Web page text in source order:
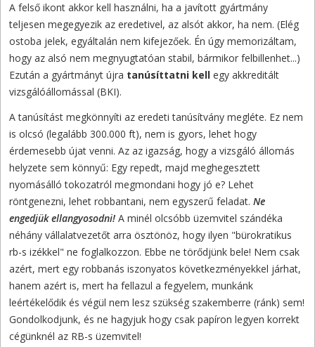
A felső ikont akkor kell használni, ha a javított gyártmány
teljesen megegyezik az eredetivel, az alsót akkor, ha nem. (Elég
ostoba jelek, egyáltalán nem kifejezőek. Én úgy memorizáltam,
hogy az alsó nem megnyugtatóan stabil, bármikor felbillenhet...)
Ezután a gyártmányt újra tanúsíttatni kell egy akkreditált
vizsgálóállomással (BKI).
A tanúsítást megkönnyíti az eredeti tanúsítvány megléte. Ez nem
is olcsó (legalább 300.000 ft), nem is gyors, lehet hogy
érdemesebb újat venni. Az az igazság, hogy a vizsgáló állomás
helyzete sem könnyű: Egy repedt, majd meghegesztett
nyomásálló tokozatról megmondani hogy jó e? Lehet
röntgenezni, lehet robbantani, nem egyszerű feladat. Ne
engedjük ellangyosodni! A minél olcsóbb üzemvitel szándéka
néhány vállalatvezetőt arra ösztönöz, hogy ilyen "bürokratikus
rb-s izékkel" ne foglalkozzon. Ebbe ne törődjünk bele! Nem csak
azért, mert egy robbanás iszonyatos következményekkel járhat,
hanem azért is, mert ha fellazul a fegyelem, munkánk
leértékelődik és végül nem lesz szükség szakemberre (ránk) sem!
Gondolkodjunk, és ne hagyjuk hogy csak papíron legyen korrekt
cégünknél az RB-s üzemvitel!